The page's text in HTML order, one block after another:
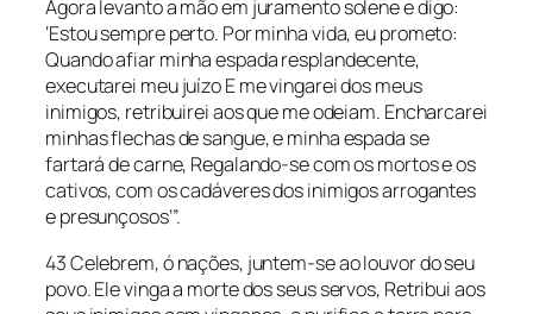
Agora levanto a mão em juramento solene e digo:
‘Estou sempre perto. Por minha vida, eu prometo:
Quando afiar minha espada resplandecente,
executarei meu juízo E me vingarei dos meus
inimigos, retribuirei aos que me odeiam. Encharcarei
minhas flechas de sangue, e minha espada se
fartará de carne, Regalando-se com os mortos e os
cativos, com os cadáveres dos inimigos arrogantes
e presunçosos’”.
43 Celebrem, ó nações, juntem-se ao louvor do seu
povo. Ele vinga a morte dos seus servos, Retribui aos